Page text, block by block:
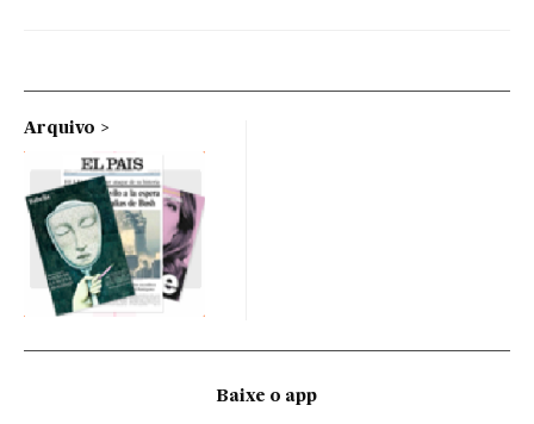
Arquivo
Baixe o app